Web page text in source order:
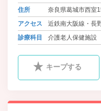
住所
奈良県葛城市西室
アクセス
近鉄南大阪線・長
近鉄南大阪線・長
診療科目 介護老人保健施設
キープする